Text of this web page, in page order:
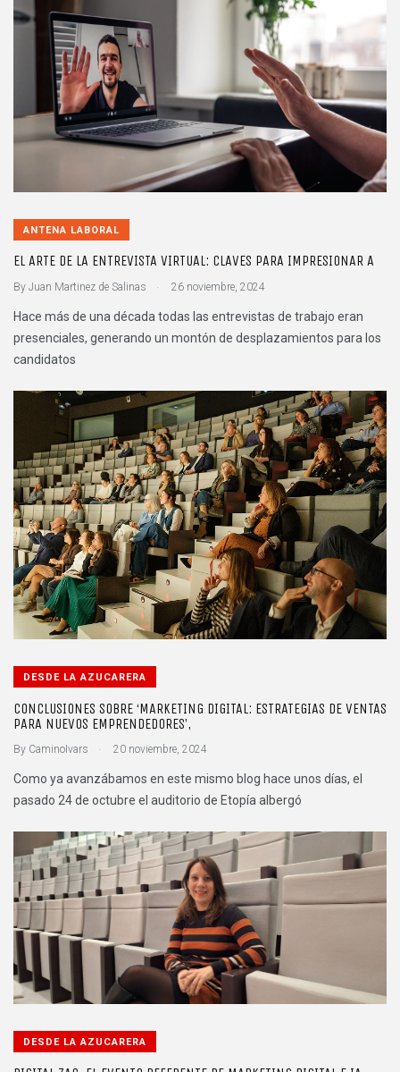
ANTENA LABORAL
EL ARTE DE LA ENTREVISTA VIRTUAL: CLAVES PARA IMPRESIONAR A
By Juan Martinez de Salinas 26 noviembre, 2024
Hace más de una década todas las entrevistas de trabajo eran
presenciales, generando un montón de desplazamientos para los
candidatos
DESDE LA AZUCARERA
CONCLUSIONES SOBRE ‘MARKETING DIGITAL: ESTRATEGIAS DE VENTAS
PARA NUEVOS EMPRENDEDORES’,
By CaminoIvars . 20 noviembre, 2024
Como ya avanzábamos en este mismo blog hace unos días, el
pasado 24 de octubre el auditorio de Etopía albergó
DESDE LA AZUCARERA